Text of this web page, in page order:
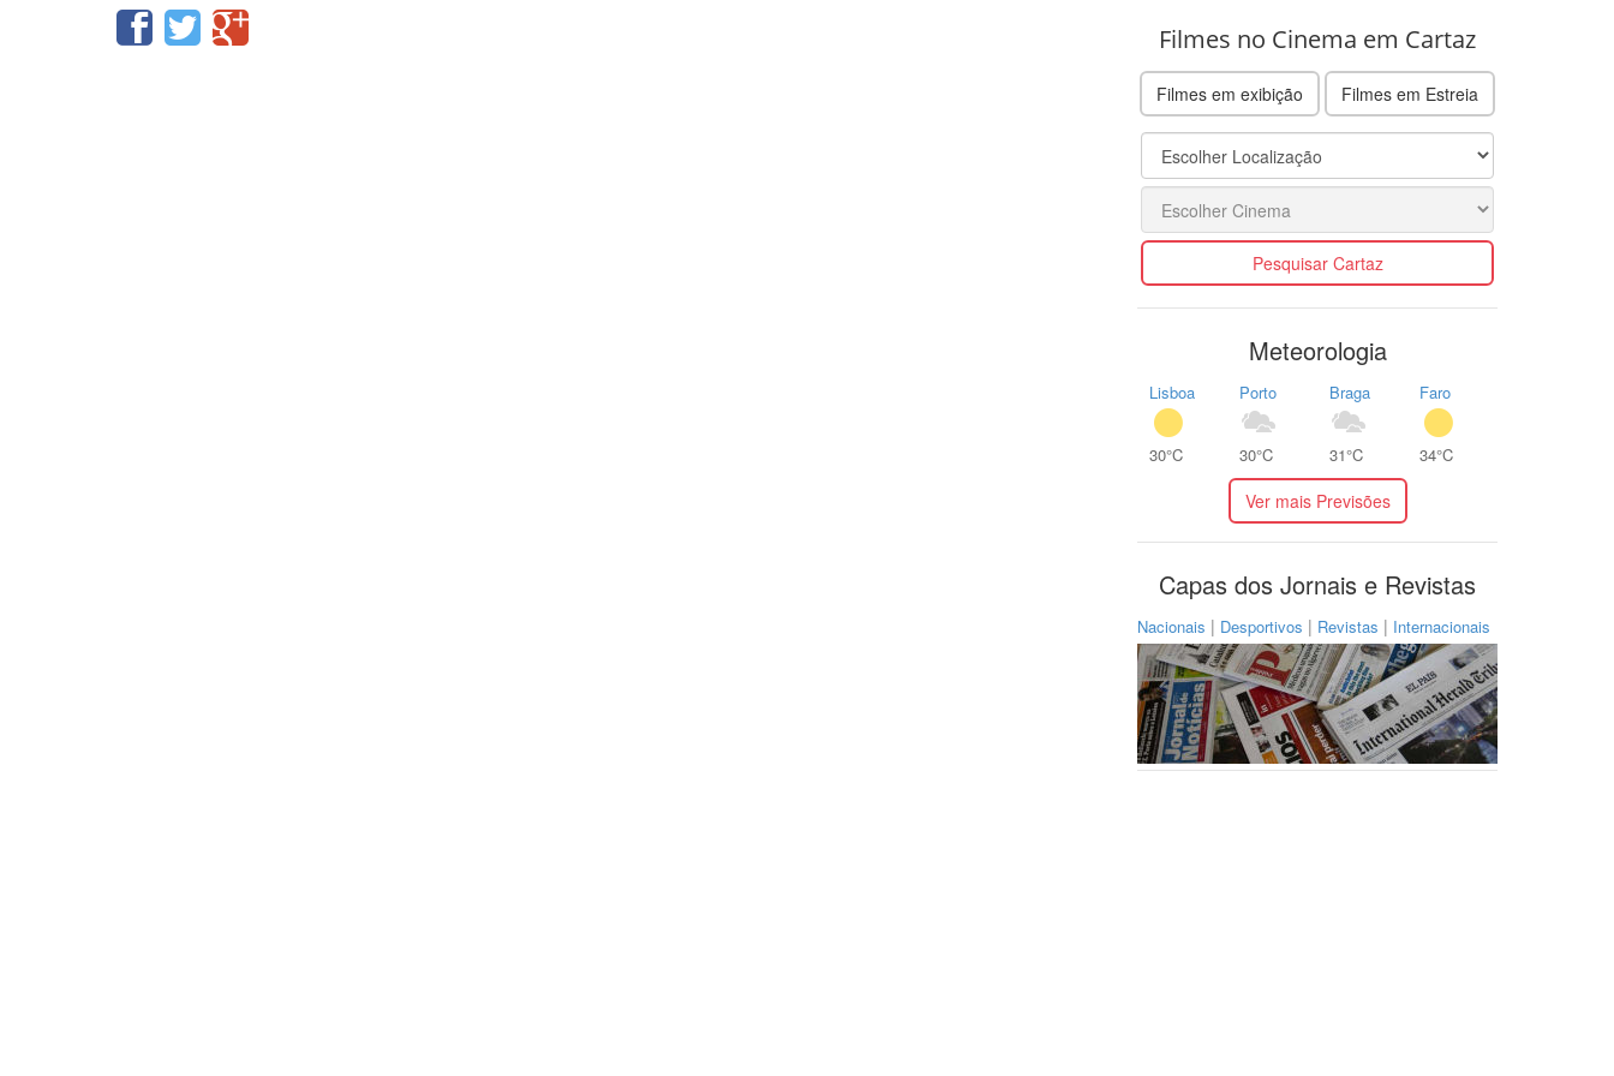
Filmes no Cinema em Cartaz
Filmes em exibição Filmes em Estreia
Pesquisar Cartaz
Meteorologia
Lisboa
30°C
Porto
30°C
Braga
31°C
Faro
34°C
Ver mais Previsões
Capas dos Jornais e Revistas
Nacionais | Desportivos | Revistas | Internacionais